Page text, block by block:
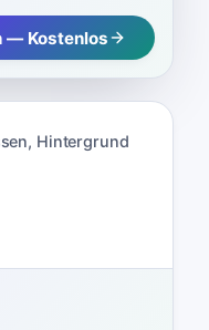
— Kostenlos
, Hintergrund